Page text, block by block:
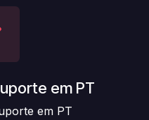
em PT
em PT